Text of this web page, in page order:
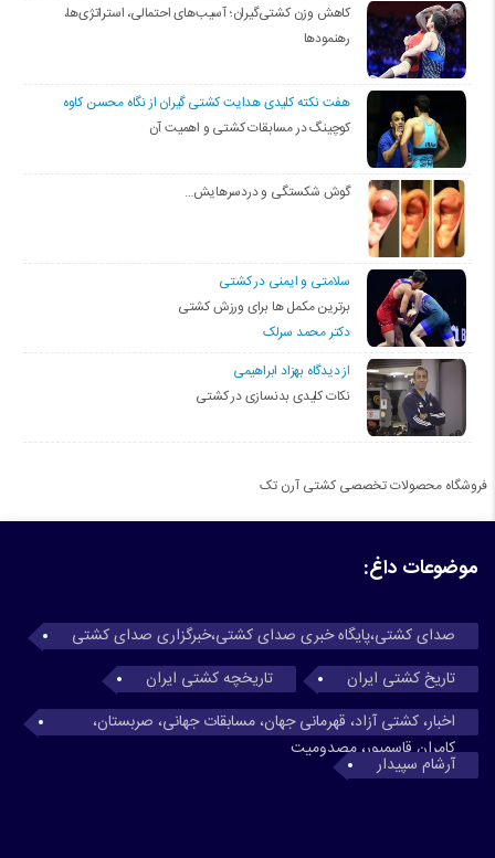
کاهش وزن کشتی‌گیران؛ آسیب‌های احتمالی، استراتژی‌ها،
رهنمودها
هفت نکته کلیدی هدایت کشتی گیران از نگاه محسن کاوه
کوچینگ در مسابقات کشتی و اهمیت آن
گوش شکستگی و دردسرهایش…
سلامتی و ایمنی در کشتی
برترین مکمل ها برای ورزش کشتی
دکتر محمد سرلک
از دیدگاه بهزاد ابراهیمی
نکات کلیدی بدنسازی در کشتی
فروشگاه محصولات تخصصی کشتی آرن تک
موضوعات داغ:
صدای کشتی،پایگاه خبری صدای کشتی،خبرگزاری صدای کشتی
تاریخ کشتی ایران
تاریخچه کشتی ایران
اخبار، کشتی آزاد، قهرمانی جهان، مسابقات جهانی، صربستان،
کامران قاسمپور، مصدومیت
آرشام سپیدار